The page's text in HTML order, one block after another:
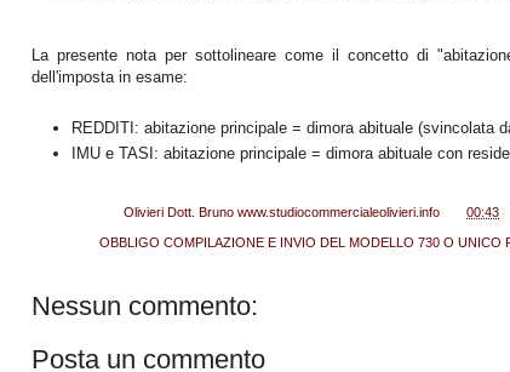
La presente nota per sottolineare come il concetto di
dell'imposta in esame:
REDDITI: abitazione principale = dimora abituale (svincolata
IMU e TASI: abitazione principale = dimora abituale con
Olivieri Dott. Bruno www.studiocommercialeolivieri.info 00:43
OBBLIGO COMPILAZIONE E INVIO DEL MODELLO 730 O UNICO
Nessun commento:
Posta un commento